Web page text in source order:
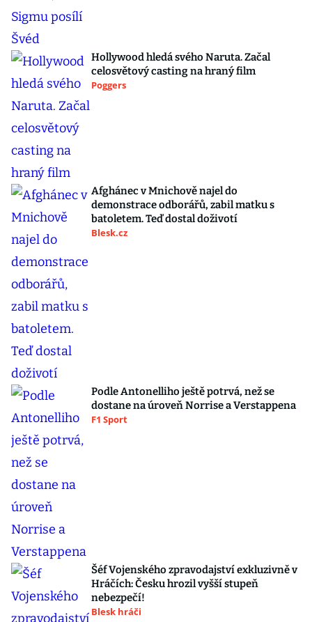
Hollywood hledá svého Naruta. Začal
celosvětový casting na hraný film
Poggers
Afghánec v Mnichově najel do
demonstrace odborářů, zabil matku s
batoletem. Teď dostal doživotí
Blesk.cz
Podle Antonelliho ještě potrvá, než se
dostane na úroveň Norrise a Verstappena
F1 Sport
Šéf Vojenského zpravodajství exkluzivně v
Hráčích: Česku hrozil vyšší stupeň
nebezpečí!
Blesk hráči